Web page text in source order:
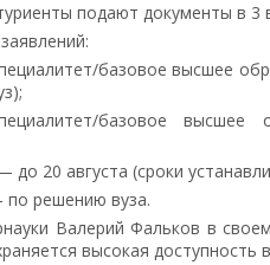
подают документы в 3
базовое высшее
базовое
до 20 августа (сроки
по решению вуза.
Валерий Фальков в
высокая доступность